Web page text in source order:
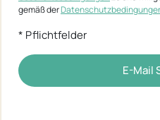
gemäß der
* Pflichtfelder
E-Mail